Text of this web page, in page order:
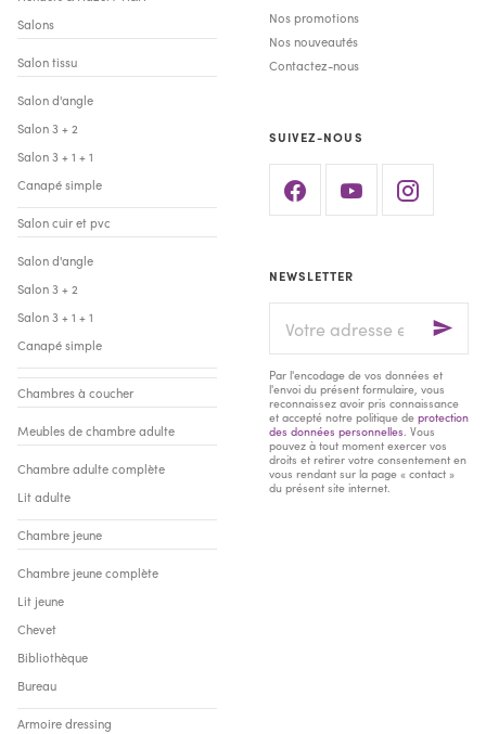
Salons
Salon tissu
Salon d'angle
Salon 3 + 2
Salon 3 + 1 + 1
Canapé simple
Salon cuir et pvc
Salon d'angle
Salon 3 + 2
Salon 3 + 1 + 1
Canapé simple
Chambres à coucher
Meubles de chambre adulte
Chambre adulte complète
Lit adulte
Chambre jeune
Chambre jeune complète
Lit jeune
Chevet
Bibliothèque
Bureau
Armoire dressing
Nos promotions
Nos nouveautés
Contactez-nous
SUIVEZ-NOUS
NEWSLETTER
adresse
Par l'encodage de vos données et
l'envoi du présent formulaire, vous
reconnaissez avoir pris connaissance
et accepté notre politique de protection
des données personnelles. Vous
pouvez à tout moment exercer vos
droits et retirer votre consentement en
vous rendant sur la page « contact »
du présent site internet.